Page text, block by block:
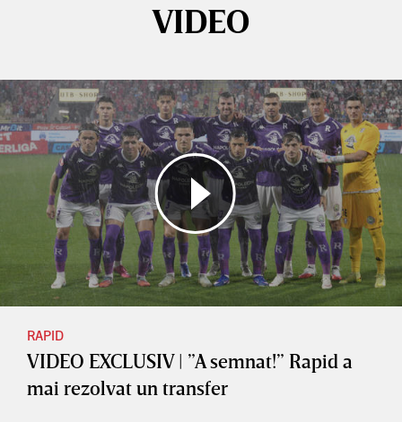
VIDEO
RAPID
VIDEO EXCLUSIV | ”A semnat!” Rapid a
mai rezolvat un transfer